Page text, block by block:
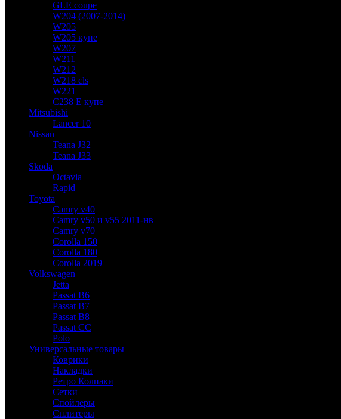
GLE coupe
W204 (2007-2014)
W205
W205 купе
W207
W211
W212
W218 cls
W221
C238 E купе
Mitsubishi
Lancer 10
Nissan
Teana J32
Teana J33
Skoda
Octavia
Rapid
Toyota
Camry v40
Camry v50 и v55 2011-нв
Camry v70
Corolla 150
Corolla 180
Corolla 2019+
Volkswagen
Jetta
Passat B6
Passat B7
Passat B8
Passat CC
Polo
Универсальные товары
Коврики
Накладки
Ретро Колпаки
Сетки
Спойлеры
Сплитеры